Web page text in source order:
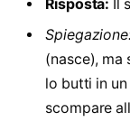
Risposta: Il
(nasce), ma
lo butti in
scompare